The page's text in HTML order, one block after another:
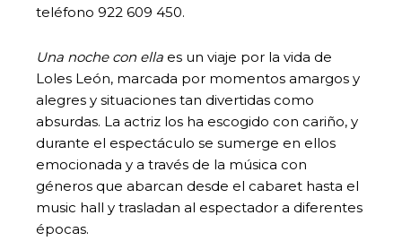
teléfono 922 609 450.
Una noche con ella es un viaje por la vida de
Loles León, marcada por momentos amargos y
alegres y situaciones tan divertidas como
absurdas. La actriz los ha escogido con cariño, y
durante el espectáculo se sumerge en ellos
emocionada y a través de la música con
géneros que abarcan desde el cabaret hasta el
music hall y trasladan al espectador a diferentes
épocas.